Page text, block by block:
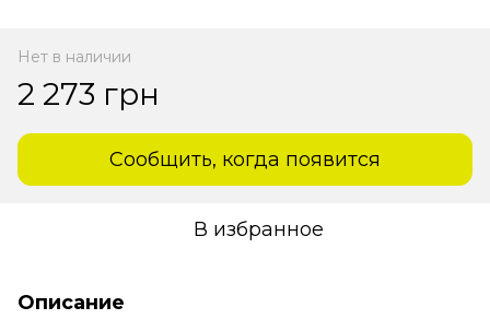
Нет в наличии
2 273 грн
Сообщить, когда появится
В избранное
Описание